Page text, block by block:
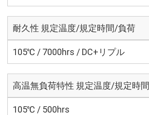
耐久性 規定温度/規定時間/負荷
105℃ / 7000hrs / DC+リプル
高温無負荷特性 規定温度/規定時間
105℃ / 500hrs